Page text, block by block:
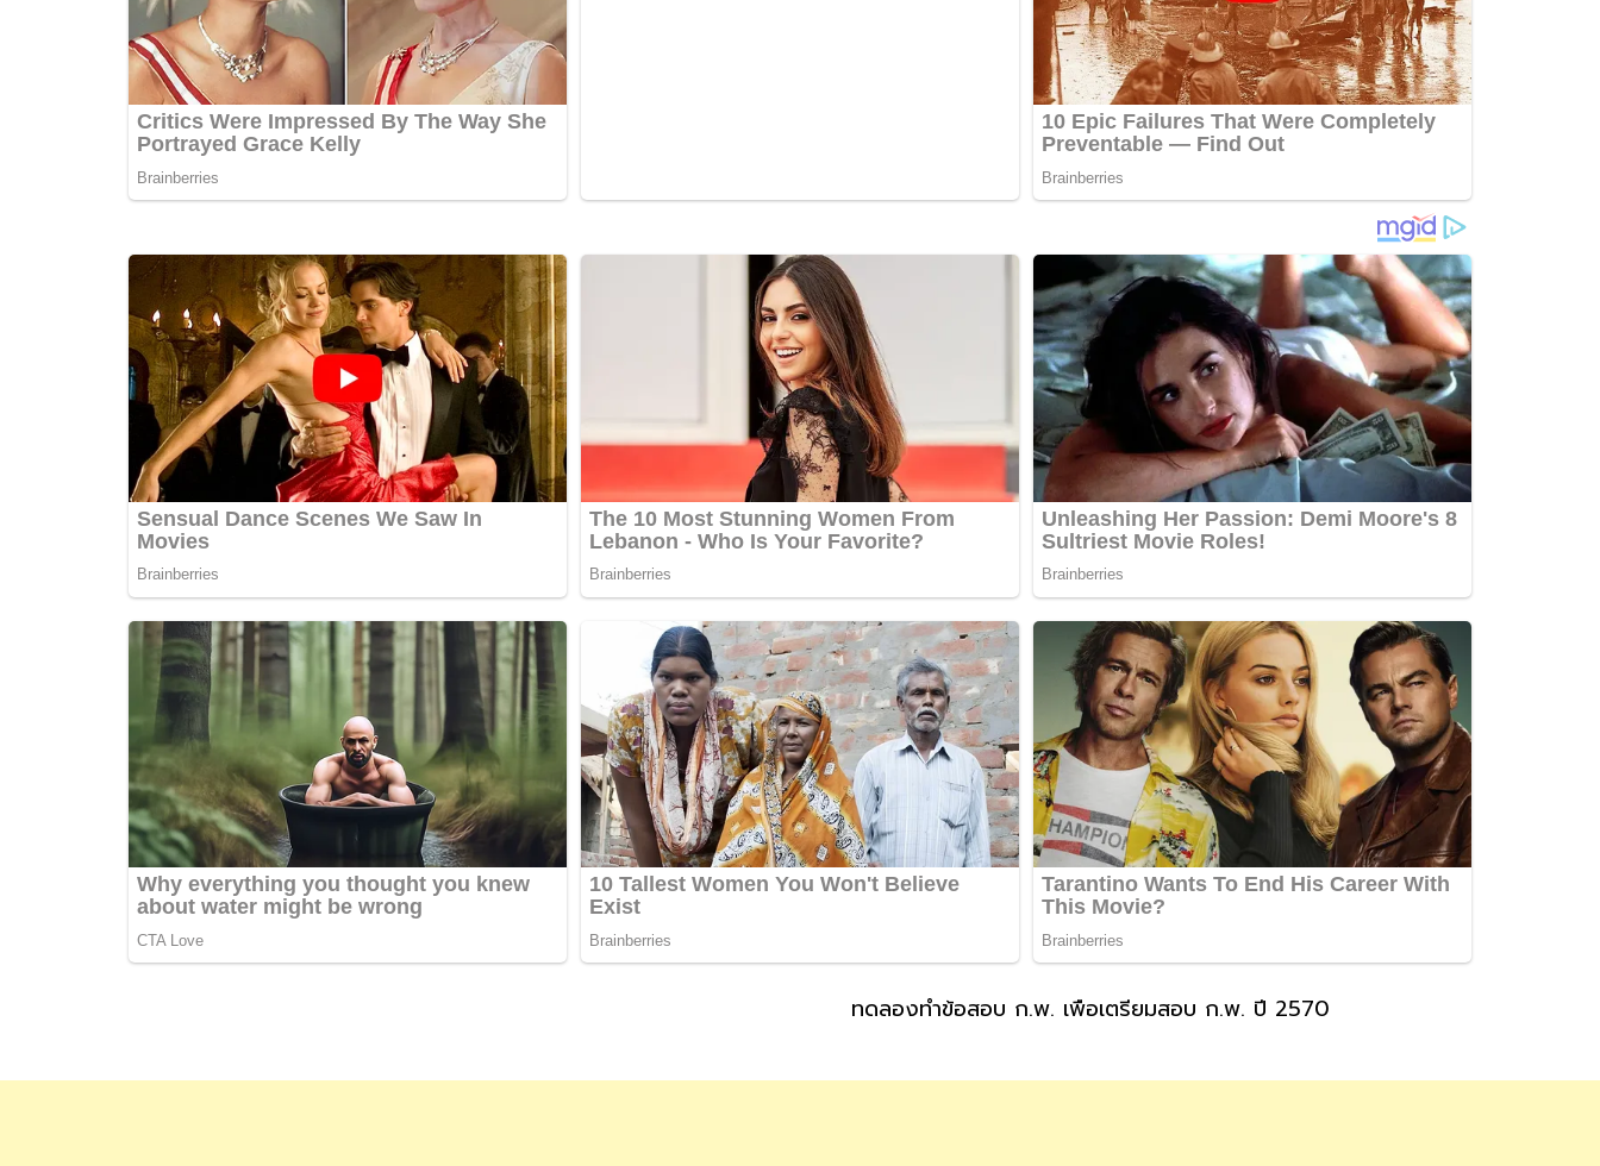
ทดลองทำข้อสอบ ก.พ. เพื่อเตรียมสอบ ก.พ. ปี 2570